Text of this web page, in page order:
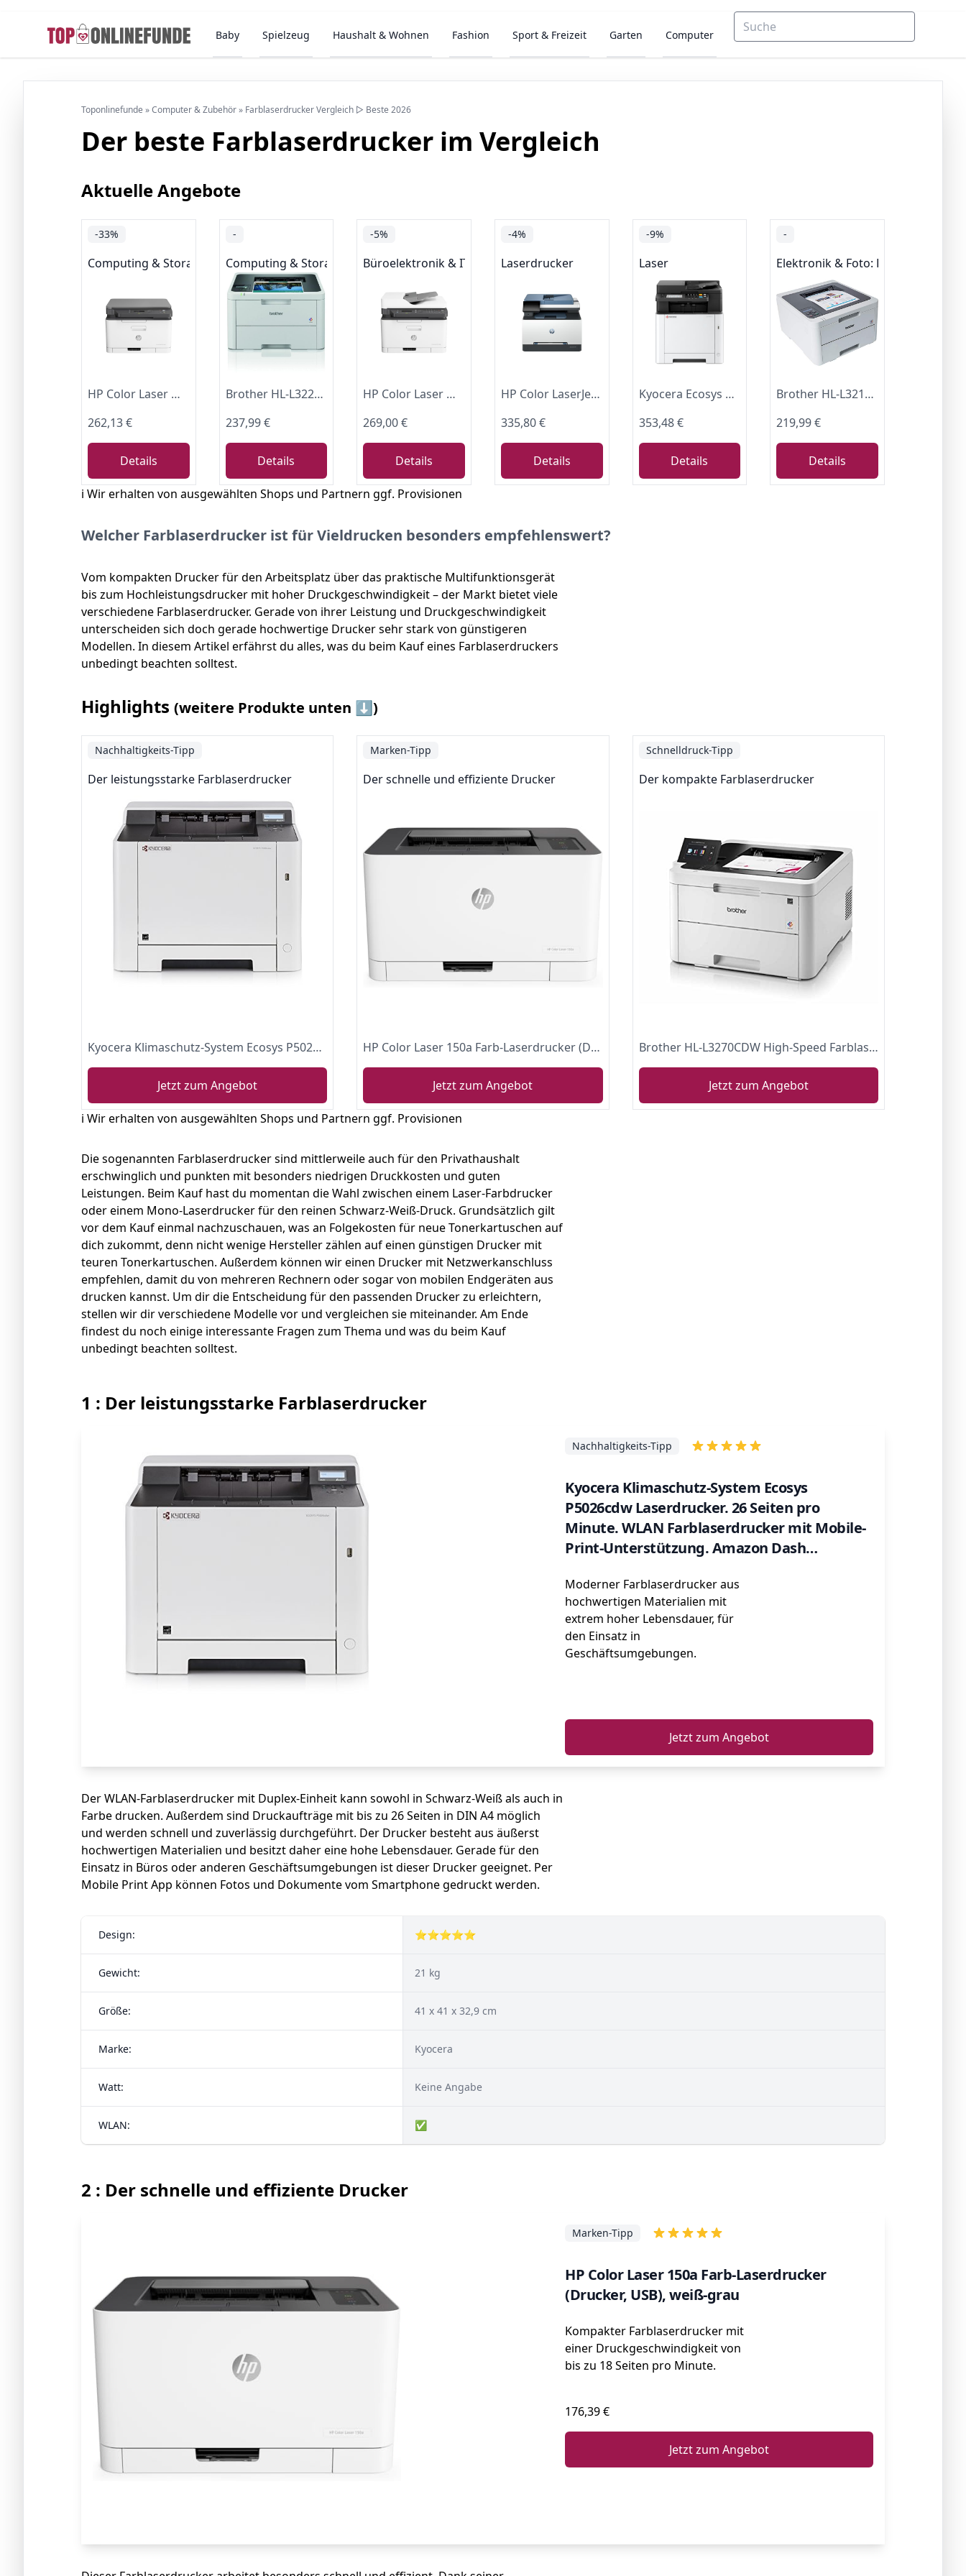
Baby Spielzeug Haushalt & Wohnen Fashion Sport & Freizeit Garten Computer
Toponlinefunde »Computer & Zubehör» Farblaserdrucker Vergleich ▷ Beste 2026
Der beste Farblaserdrucker im Vergleich
Aktuelle Angebote
-33%
Computing & Storage
HP Color Laser MFP 178nwg Multifunktions-Farblaserdrucker, Drucken, Kopieren, Scannen, Wi-Fi, Ethernet, USB, Smart App
262,13 €
Details
-
Computing & Storage
Brother HL-L3220CWE Eco Pro Kompakter Farb-LED-Drucker
237,99 €
Details
-5%
Büroelektronik & IT-Zubehör
HP Color Laser MFP 179fwg Multifunktions-Farblaserdrucker, Drucken, Kopieren, Scannen, Faxen, Automatische Dokumentenzuführung, Wi-Fi, Ethernet, USB, Smart App
269,00 €
Details
-4%
Laserdrucker
HP Color LaserJet Pro MFP 3302fdwg Multifunktions-Farblaserdrucker, Fax, Automatischer beidseitiger Druck, Touchscreen, Wi-Fi, Ethernet, USB, Wolf Pro Security
335,80 €
Details
-9%
Laser
Kyocera Ecosys MA2600cwfx Farblaserdrucker Multifunktionsgerät WLAN
353,48 €
Details
-
Elektronik & Foto: Produkte mit
Brother HL-L3210CW Kompakter Farblaserdrucker (18 Seiten/Min.) weiß
219,99 €
Details
ℹ️ Wir erhalten von ausgewählten Shops und Partnern ggf. Provisionen
Welcher Farblaserdrucker ist für Vieldrucken besonders empfehlenswert?
Vom kompakten Drucker für den Arbeitsplatz über das praktische Multifunktionsgerät
bis zum Hochleistungsdrucker mit hoher Druckgeschwindigkeit – der Markt bietet viele
verschiedene Farblaserdrucker. Gerade von ihrer Leistung und Druckgeschwindigkeit
unterscheiden sich doch gerade hochwertige Drucker sehr stark von günstigeren
Modellen. In diesem Artikel erfährst du alles, was du beim Kauf eines Farblaserdruckers
unbedingt beachten solltest.
Highlights (weitere Produkte unten ⬇️)
Nachhaltigkeits-Tipp
Der leistungsstarke Farblaserdrucker
Kyocera Klimaschutz-System Ecosys P5026cdw Laserdrucker. 26 Seiten pro Minute. WLAN Farblaserdrucker mit Mobile-Print-Unterstützung. Amazon Dash Replenishment-Kompatibel
Jetzt zum Angebot
Marken-Tipp
Der schnelle und effiziente Drucker
HP Color Laser 150a Farb-Laserdrucker (Drucker, USB), weiß-grau
Jetzt zum Angebot
Schnelldruck-Tipp
Der kompakte Farblaserdrucker
Brother HL-L3270CDW High-Speed Farblaserdrucker (24 Seiten/Min.) weiß
Jetzt zum Angebot
ℹ️ Wir erhalten von ausgewählten Shops und Partnern ggf. Provisionen
Die sogenannten Farblaserdrucker sind mittlerweile auch für den Privathaushalt
erschwinglich und punkten mit besonders niedrigen Druckkosten und guten
Leistungen. Beim Kauf hast du momentan die Wahl zwischen einem Laser-Farbdrucker
oder einem Mono-Laserdrucker für den reinen Schwarz-Weiß-Druck. Grundsätzlich gilt
vor dem Kauf einmal nachzuschauen, was an Folgekosten für neue Tonerkartuschen auf
dich zukommt, denn nicht wenige Hersteller zählen auf einen günstigen Drucker mit
teuren Tonerkartuschen. Außerdem können wir einen Drucker mit Netzwerkanschluss
empfehlen, damit du von mehreren Rechnern oder sogar von mobilen Endgeräten aus
drucken kannst. Um dir die Entscheidung für den passenden Drucker zu erleichtern,
stellen wir dir verschiedene Modelle vor und vergleichen sie miteinander. Am Ende
findest du noch einige interessante Fragen zum Thema und was du beim Kauf
unbedingt beachten solltest.
1 : Der leistungsstarke Farblaserdrucker
Kyocera Klimaschutz-System Ecosys
P5026cdw Laserdrucker. 26 Seiten pro
Minute. WLAN Farblaserdrucker mit Mobile-
Print-Unterstützung. Amazon Dash
Nachhaltigkeits-Tipp
Moderner Farblaserdrucker aus
hochwertigen Materialien mit
extrem hoher Lebensdauer, für
den Einsatz in
Geschäftsumgebungen.
Jetzt zum Angebot
Der WLAN-Farblaserdrucker mit Duplex-Einheit kann sowohl in Schwarz-Weiß als auch in
Farbe drucken. Außerdem sind Druckaufträge mit bis zu 26 Seiten in DIN A4 möglich
und werden schnell und zuverlässig durchgeführt. Der Drucker besteht aus äußerst
hochwertigen Materialien und besitzt daher eine hohe Lebensdauer. Gerade für den
Einsatz in Büros oder anderen Geschäftsumgebungen ist dieser Drucker geeignet. Per
Mobile Print App können Fotos und Dokumente vom Smartphone gedruckt werden.
Design: ⭐⭐⭐⭐⭐
Gewicht: 21 kg
Größe: 41 x 41 x 32,9 cm
Marke: Kyocera
Watt: Keine Angabe
WLAN: ✅
2 : Der schnelle und effiziente Drucker
HP Color Laser 150a Farb-Laserdrucker
(Drucker, USB), weiß-grau
Marken-Tipp
Kompakter Farblaserdrucker mit
einer Druckgeschwindigkeit von
bis zu 18 Seiten pro Minute.
176,39 €
Jetzt zum Angebot